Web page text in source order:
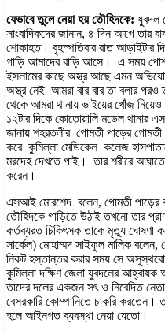
যেভাবে তুলে নেয়া হয় তৌহিদকে: যুবদল
সাংবাদিকদের জানান, ৪ দিন আগে তার
শোকাহত। বৃহস্পতিবার রাত আড়াইটার
গাড়ি আমাদের বাড়ি আসে। এ সময়
ইসলামের কাছে অস্ত্র আছে এমন
অস্ত্র নেই আমরা বার বার তা বলার পরও
থেকে আমরা থানায় ভাইয়ের খোঁজ নিয়েও
১২টার দিকে কোতোয়ালি মডেল
জানায় শহরতলীর গোমতী পাড়ের
করে কুমিল্লা মেডিকেল কলেজ
মরদেহ দেখতে পাই। তার শরীরে
করেন।
এসআই মোরশেদ বলেন, গোমতী পাড়ের
তৌহিদকে গাড়িতে উঠাই তখনো তার
কর্তব্যরত চিকিৎসক তাকে মৃত্যু ঘোষণা
সার্কেল) মোহাম্মদ সাইফুল মালিক বলেন,
নিকট হস্তান্তর করার সময় সে
কুমিল্লা দক্ষিণ জেলা যুবদলের
তাদের দলের একজন সৎ ও নিবেদিত নেতা
বেসরকারি কোম্পানিতে চাকরি
হলে আইনগত ব্যবস্থা নেয়া যেতো।